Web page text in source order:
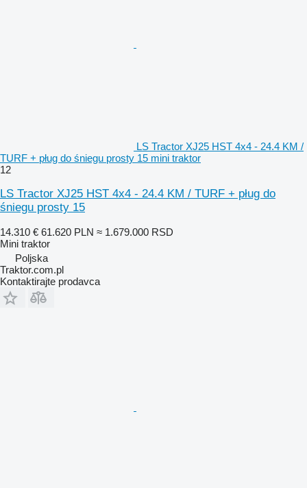
LS Tractor XJ25 HST 4x4 - 24.4 KM /
TURF + pług do śniegu prosty 15 mini traktor
12
LS Tractor XJ25 HST 4x4 - 24.4 KM / TURF + pług do
śniegu prosty 15
14.310 € 61.620 PLN ≈ 1.679.000 RSD
Mini traktor
Poljska
Traktor.com.pl
Kontaktirajte prodavca